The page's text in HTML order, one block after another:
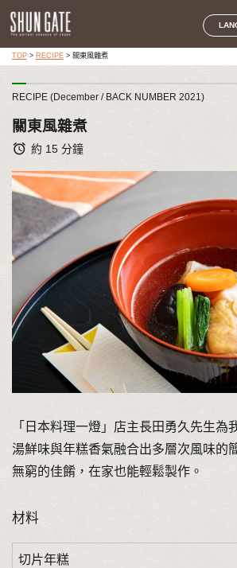
TOP> RECIPE> 關東風雜煮
RECIPE (December / BACK NUMBER 2021)
關東風雜煮
alarm 約 15 分鐘
「日本料理一燈」店主長田勇久先生為
湯鮮味與年糕香氣融合出多層次風味的
無窮的佳餚，在家也能輕鬆製作。
材料
切片年糕